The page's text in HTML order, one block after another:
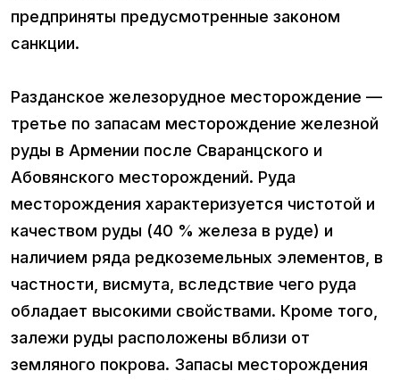
предприняты предусмотренные законом
санкции.
Разданское железорудное месторождение —
третье по запасам месторождение железной
руды в Армении после Сваранцского и
Абовянского месторождений. Руда
месторождения характеризуется чистотой и
качеством руды (40 % железа в руде) и
наличием ряда редкоземельных элементов, в
частности, висмута, вследствие чего руда
обладает высокими свойствами. Кроме того,
залежи руды расположены вблизи от
земляного покрова. Запасы месторождения